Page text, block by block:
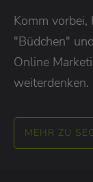
Komm vorbei,
"Büdchen"
Online
weiterdenken.
MEHR ZU